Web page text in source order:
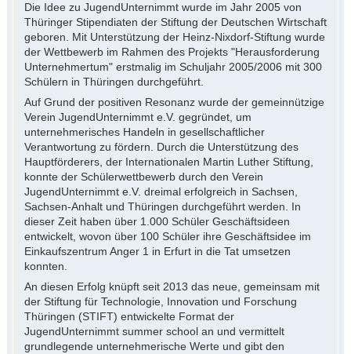
Die Idee zu JugendUnternimmt wurde im Jahr 2005 von
Thüringer Stipendiaten der Stiftung der Deutschen Wirtschaft
geboren. Mit Unterstützung der Heinz-Nixdorf-Stiftung wurde
der Wettbewerb im Rahmen des Projekts "Herausforderung
Unternehmertum" erstmalig im Schuljahr 2005/2006 mit 300
Schülern in Thüringen durchgeführt.
Auf Grund der positiven Resonanz wurde der gemeinnützige
Verein JugendUnternimmt e.V. gegründet, um
unternehmerisches Handeln in gesellschaftlicher
Verantwortung zu fördern. Durch die Unterstützung des
Hauptförderers, der Internationalen Martin Luther Stiftung,
konnte der Schülerwettbewerb durch den Verein
JugendUnternimmt e.V. dreimal erfolgreich in Sachsen,
Sachsen-Anhalt und Thüringen durchgeführt werden. In
dieser Zeit haben über 1.000 Schüler Geschäftsideen
entwickelt, wovon über 100 Schüler ihre Geschäftsidee im
Einkaufszentrum Anger 1 in Erfurt in die Tat umsetzen
konnten.
An diesen Erfolg knüpft seit 2013 das neue, gemeinsam mit
der Stiftung für Technologie, Innovation und Forschung
Thüringen (STIFT) entwickelte Format der
JugendUnternimmt summer school an und vermittelt
grundlegende unternehmerische Werte und gibt den